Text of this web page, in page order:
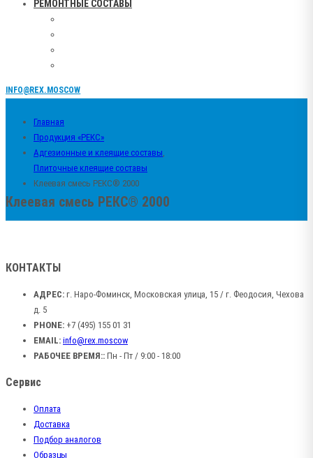
РЕМОНТНЫЕ СОСТАВЫ
INFO@REX.MOSCOW
Главная
Продукция «РЕКС»
Адгезионные и клеящие составы
Плиточные клеящие составы
Клеевая смесь РЕКС® 2000
Клеевая смесь РЕКС® 2000
КОНТАКТЫ
АДРЕС: г. Наро-Фоминск, Московская улица, 15 / г. Феодосия, Чехова
д. 5
PHONE: +7 (495) 155 01 31
EMAIL: info@rex.moscow
РАБОЧЕЕ ВРЕМЯ:: Пн - Пт / 9:00 - 18:00
Сервис
Оплата
Доставка
Подбор аналогов
Образцы